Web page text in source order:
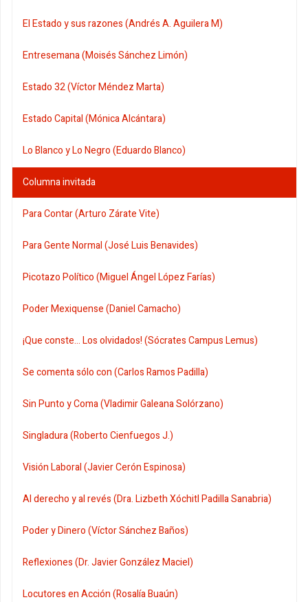
El Estado y sus razones (Andrés A. Aguilera M)
Entresemana (Moisés Sánchez Limón)
Estado 32 (Víctor Méndez Marta)
Estado Capital (Mónica Alcántara)
Lo Blanco y Lo Negro (Eduardo Blanco)
Columna invitada
Para Contar (Arturo Zárate Vite)
Para Gente Normal (José Luis Benavides)
Picotazo Político (Miguel Ángel López Farías)
Poder Mexiquense (Daniel Camacho)
¡Que conste... Los olvidados! (Sócrates Campus Lemus)
Se comenta sólo con (Carlos Ramos Padilla)
Sin Punto y Coma (Vladimir Galeana Solórzano)
Singladura (Roberto Cienfuegos J.)
Visión Laboral (Javier Cerón Espinosa)
Al derecho y al revés (Dra. Lizbeth Xóchitl Padilla Sanabria)
Poder y Dinero (Víctor Sánchez Baños)
Reflexiones (Dr. Javier González Maciel)
Locutores en Acción (Rosalía Buaún)